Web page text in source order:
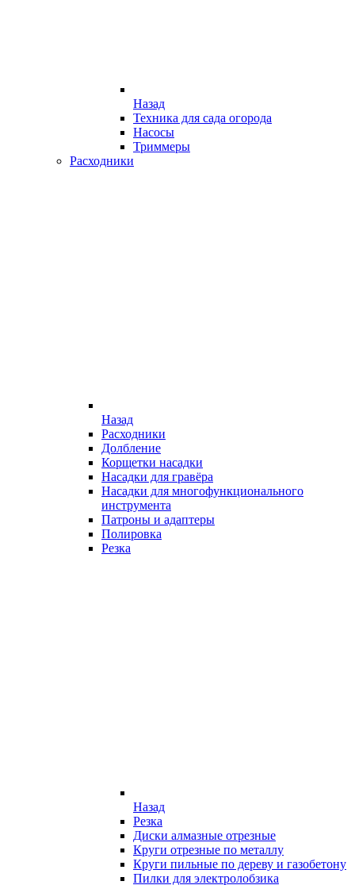
Назад
Техника для сада огорода
Насосы
Триммеры
Расходники
Назад
Расходники
Долбление
Корщетки насадки
Насадки для гравёра
Насадки для многофункционального
инструмента
Патроны и адаптеры
Полировка
Резка
Назад
Резка
Диски алмазные отрезные
Круги отрезные по металлу
Круги пильные по дереву и газобетону
Пилки для электролобзика